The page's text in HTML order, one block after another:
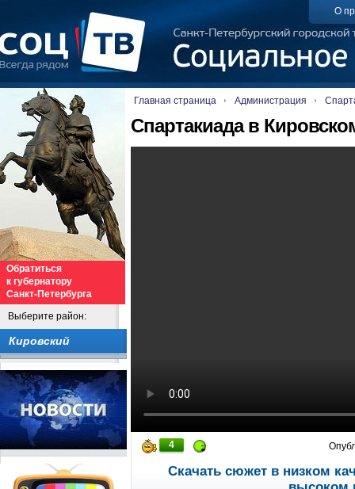
О
Обратиться
к губернатору
Санкт-Петербурга
Выберите район:
Кировский
Главная страница Администрация
Спартакиада в
4
Скачать сюжет в низком